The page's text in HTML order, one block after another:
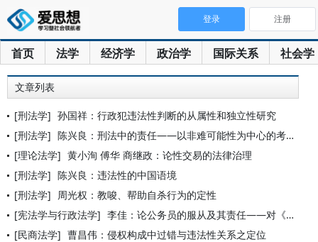
首页 法学 经济学 政治学 国际关系 社会学
登录 注册
文章列表
[刑法学] 孙国祥：行政犯违法性判断的从属性和独立性研究
[刑法学] 陈兴良：刑法中的责任——以非难可能性为中心的考察
[理论法学] 黄小洵 傅华 商继政：论性交易的法律治理
[刑法学] 陈兴良：违法性的中国语境
[刑法学] 周光权：教唆、帮助自杀行为的定性
[宪法学与行政法学] 李佳：论公务员的服从及其责任——对《公务员法》第54条的检视
[民商法学] 曹昌伟：侵权构成中过错与违法性关系之定位